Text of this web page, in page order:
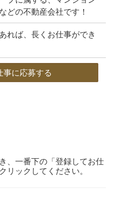
どの不動産会社です！
れば、長くお仕事ができ
事に応募する
、一番下の「登録してお仕
リックしてください。